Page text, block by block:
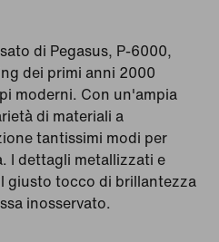
di Pegasus, P-6000,
dei primi anni 2000
moderni. Con un'ampia
di materiali a
tantissimi modi per
I dettagli metallizzati e
giusto tocco di brillantezza
inosservato.